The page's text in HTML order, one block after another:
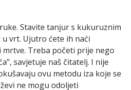
Stavite tanjur s kukuruznim
vrt. Ujutro ćete ih naći
Treba početi prije nego
savjetuje naš čitatelj. I nije
ovu metodu iza koje se
ne mogu odoljeti